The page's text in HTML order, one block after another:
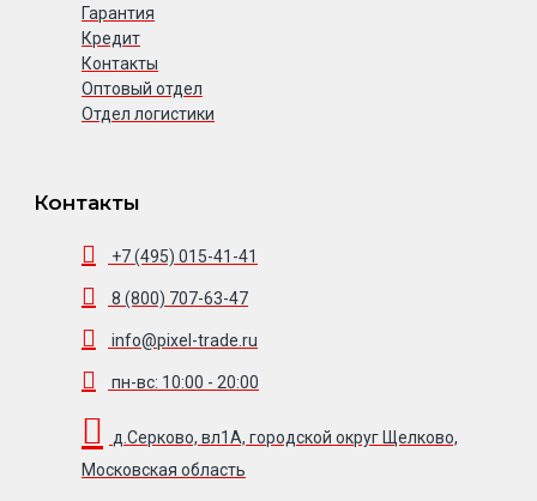
Гарантия
Кредит
Контакты
Оптовый отдел
Отдел логистики
Контакты
+7 (495) 015-41-41
8 (800) 707-63-47
info@pixel-trade.ru
пн-вс: 10:00 - 20:00
д.Серково, вл1А, городской округ Щелково,
Московская область